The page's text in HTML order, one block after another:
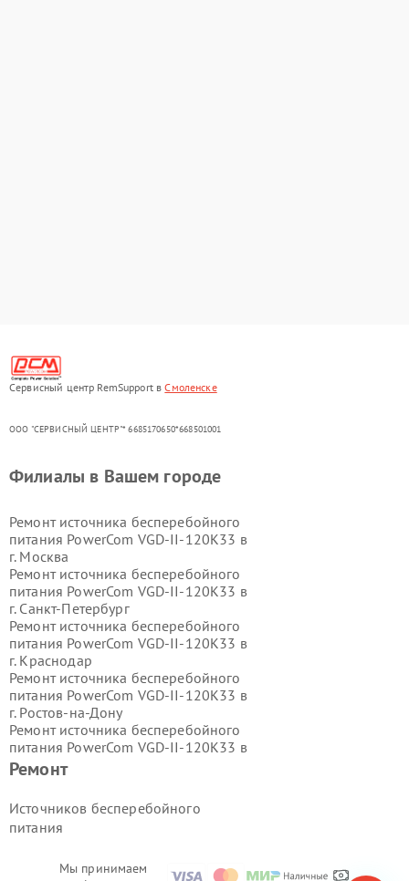
Сервисный центр RemSupport вСмоленске
ООО "СЕРВИСНЫЙ ЦЕНТР"* 6685170650*668501001
Мы принимаем
Ремонт
Источников бесперебойного
питания
Филиалы в Вашем городе
Ремонт источника бесперебойного
питания PowerCom VGD-II-120K33 в
г. Москва
Ремонт источника бесперебойного
питания PowerCom VGD-II-120K33 в
г. Санкт-Петербург
Ремонт источника бесперебойного
питания PowerCom VGD-II-120K33 в
г. Краснодар
Ремонт источника бесперебойного
питания PowerCom VGD-II-120K33 в
г. Ростов-на-Дону
Ремонт источника бесперебойного
питания PowerCom VGD-II-120K33 в
г.Нижний Новгород
питания PowerCom VGD-II-120K33 в
г.Новосибирск
Ремонт источника бесперебойного
Екатеринбург